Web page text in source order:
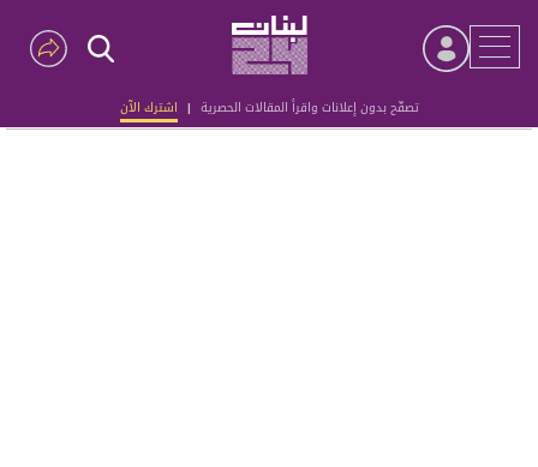
تصفّح بدون إعلانات واقرأ المقالات الحصرية | اشترك الآن
Advertisement